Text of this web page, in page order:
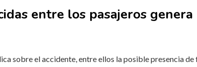
entre los pasajeros genera
sobre el accidente, entre ellos la posible presencia de